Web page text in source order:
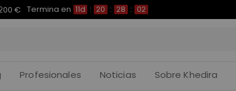
€ Termina en 11d : 20 : 28 : 01
Profesionales Noticias Sobre Khedira